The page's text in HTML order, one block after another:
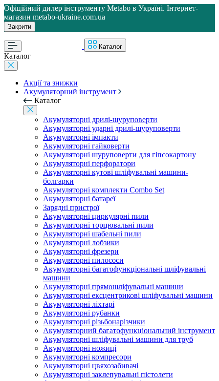
Офіційний дилер інструменту Metabo в Україні. Інтернет-
магазин metabo-ukraine.com.ua
Закрити
Каталог
Каталог
Акції та знижки
Акумуляторний інструмент
Каталог
Акумуляторні дрилі-шуруповерти
Акумуляторні ударні дрилі-шуруповерти
Акумуляторні імпакти
Акумуляторні гайковерти
Акумуляторні шуруповерти для гіпсокартону
Акумуляторні перфоратори
Акумуляторні кутові шліфувальні машини-
болгарки
Акумуляторні комплекти Combo Set
Акумуляторні батареї
Зарядні пристрої
Акумуляторні циркулярні пили
Акумуляторні торцювальні пили
Акумуляторні шабельні пили
Акумуляторні лобзики
Акумуляторні фрезери
Акумуляторні пилососи
Акумуляторні багатофункціональні шліфувальні
машини
Акумуляторні прямошліфувальні машини
Акумуляторні ексцентрикові шліфувальні машини
Акумуляторні ліхтарі
Акумуляторні рубанки
Акумуляторні різьбонарізчики
Акумуляторний багатофункціональний інструмент
Акумуляторні шліфувальні машини для труб
Акумуляторні ножиці
Акумуляторні компресори
Акумуляторні цвяхозабивачі
Акумуляторні заклепувальні пістолети